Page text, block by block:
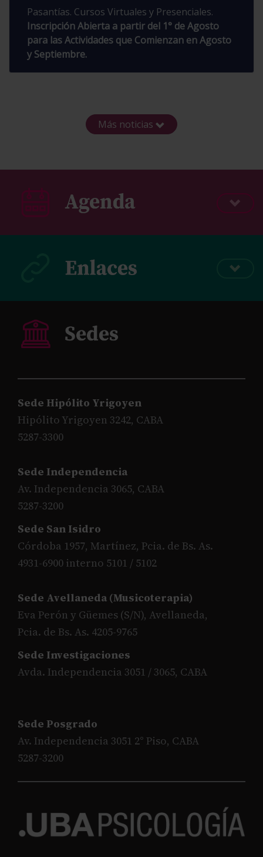
Pasantías. Cursos Virtuales y Presenciales.
Inscripción Abierta a partir del 1° de Agosto
para las Actividades que Comienzan en Agosto
y Septiembre.
Más noticias
Sede Hipólito Yrigoyen
Hipólito Yrigoyen 3242, CABA
5287-3300
Sede Independencia
Av. Independencia 3065, CABA
5287-3200
Sede San Isidro
Córdoba 1957, Martínez, Pcia. de Bs. As.
4931-6900 interno 5101 / 5102
Sede Avellaneda (Musicoterapia)
Eva Perón y Güemes (S/N), Avellaneda,
Pcia. de Bs. As. 4205-9765
Sede Investigaciones
Avda. Independencia 3051 / 3065, CABA
Sede Posgrado
Av. Independencia 3051 2° Piso, CABA
5287-3200